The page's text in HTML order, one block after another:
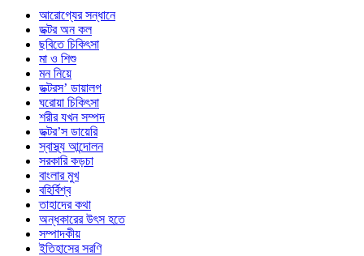
আরোগ্যের সন্ধানে
ডক্টর অন কল
ছবিতে চিকিৎসা
মা ও শিশু
মন নিয়ে
ডক্টরস’ ডায়ালগ
ঘরোয়া চিকিৎসা
শরীর যখন সম্পদ
ডক্টর’স ডায়েরি
স্বাস্থ্য আন্দোলন
সরকারি কড়চা
বাংলার মুখ
বহির্বিশ্ব
তাহাদের কথা
অন্ধকারের উৎস হতে
সম্পাদকীয়
ইতিহাসের সরণি